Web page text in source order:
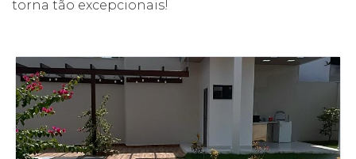
torna tão excepcionais!